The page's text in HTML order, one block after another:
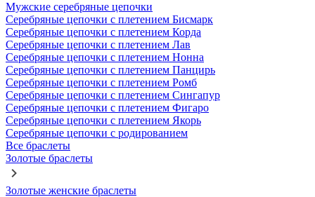
Мужские серебряные цепочки
Серебряные цепочки с плетением Бисмарк
Серебряные цепочки с плетением Корда
Серебряные цепочки с плетением Лав
Серебряные цепочки с плетением Нонна
Серебряные цепочки с плетением Панцирь
Серебряные цепочки с плетением Ромб
Серебряные цепочки с плетением Сингапур
Серебряные цепочки с плетением Фигаро
Серебряные цепочки с плетением Якорь
Серебряные цепочки с родированием
Все браслеты
Золотые браслеты
Золотые женские браслеты